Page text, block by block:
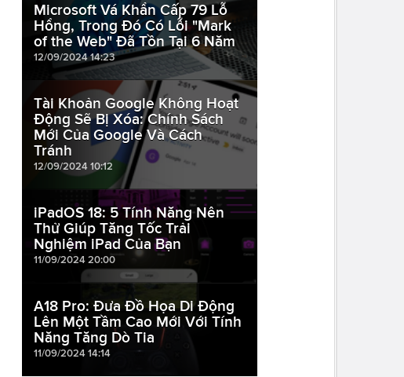
Microsoft Vá Khẩn Cấp 79 Lỗ
Hổng, Trong Đó Có Lỗi "Mark
of the Web" Đã Tồn Tại 6 Năm
12/09/2024 14:23
Tài Khoản Google Không Hoạt
Động Sẽ Bị Xóa: Chính Sách
Mới Của Google Và Cách
Tránh
12/09/2024 10:12
iPadOS 18: 5 Tính Năng Nên
Thử Giúp Tăng Tốc Trải
Nghiệm iPad Của Bạn
11/09/2024 20:00
A18 Pro: Đưa Đồ Họa Di Động
Lên Một Tầm Cao Mới Với Tính
Năng Tăng Dò Tia
11/09/2024 14:14